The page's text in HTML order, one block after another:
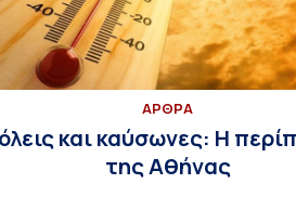
ΑΡΘΡΑ
και καύσωνες: Η
της Αθήνας